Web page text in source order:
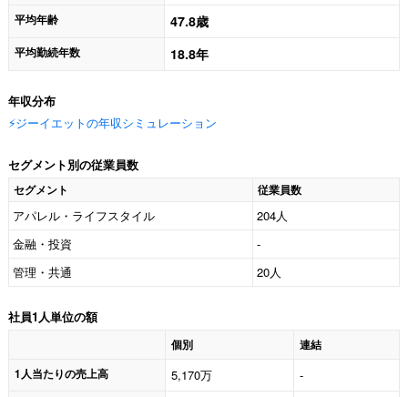
平均年齢 47.8歳
平均勤続年数 18.8年
年収分布
⚡️ジーイエットの年収シミュレーション
セグメント別の従業員数
セグメント 従業員数
アパレル・ライフスタイル
204人
金融・投資
-
管理・共通
20人
社員1人単位の額
個別
連結
1人当たりの売上高
5,170万 -